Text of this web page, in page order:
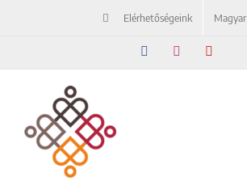
Elérhetőségeink Magyar
FacebookInstagram